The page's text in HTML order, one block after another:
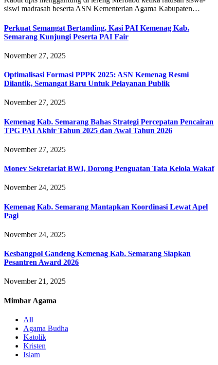
siswi madrasah beserta ASN Kementerian Agama Kabupaten…
Perkuat Semangat Bertanding, Kasi PAI Kemenag Kab.
Semarang Kunjungi Peserta PAI Fair
November 27, 2025
Optimalisasi Formasi PPPK 2025: ASN Kemenag Resmi
Dilantik, Semangat Baru Untuk Pelayanan Publik
November 27, 2025
Kemenag Kab. Semarang Bahas Strategi Percepatan Pencairan
TPG PAI Akhir Tahun 2025 dan Awal Tahun 2026
November 27, 2025
Monev Sekretariat BWI, Dorong Penguatan Tata Kelola Wakaf
November 24, 2025
Kemenag Kab. Semarang Mantapkan Koordinasi Lewat Apel
Pagi
November 24, 2025
Kesbangpol Gandeng Kemenag Kab. Semarang Siapkan
Pesantren Award 2026
November 21, 2025
Mimbar Agama
All
Agama Budha
Katolik
Kristen
Islam